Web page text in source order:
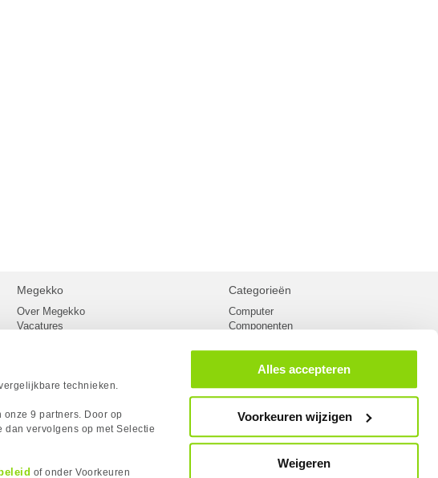
technieken.
9 partners. Door op
vervolgens op met Selectie
of onder Voorkeuren
Alles accepteren
Voorkeuren wijzigen
Weigeren
Megekko
Over Megekko
Vacatures
Sitemap
Acties
Megekko Academy
Megekko Forum
Categorieën
Computer
Componenten
Kabels
Netwerk
Gaming laptops
PC Systemen
Megekko fanshop